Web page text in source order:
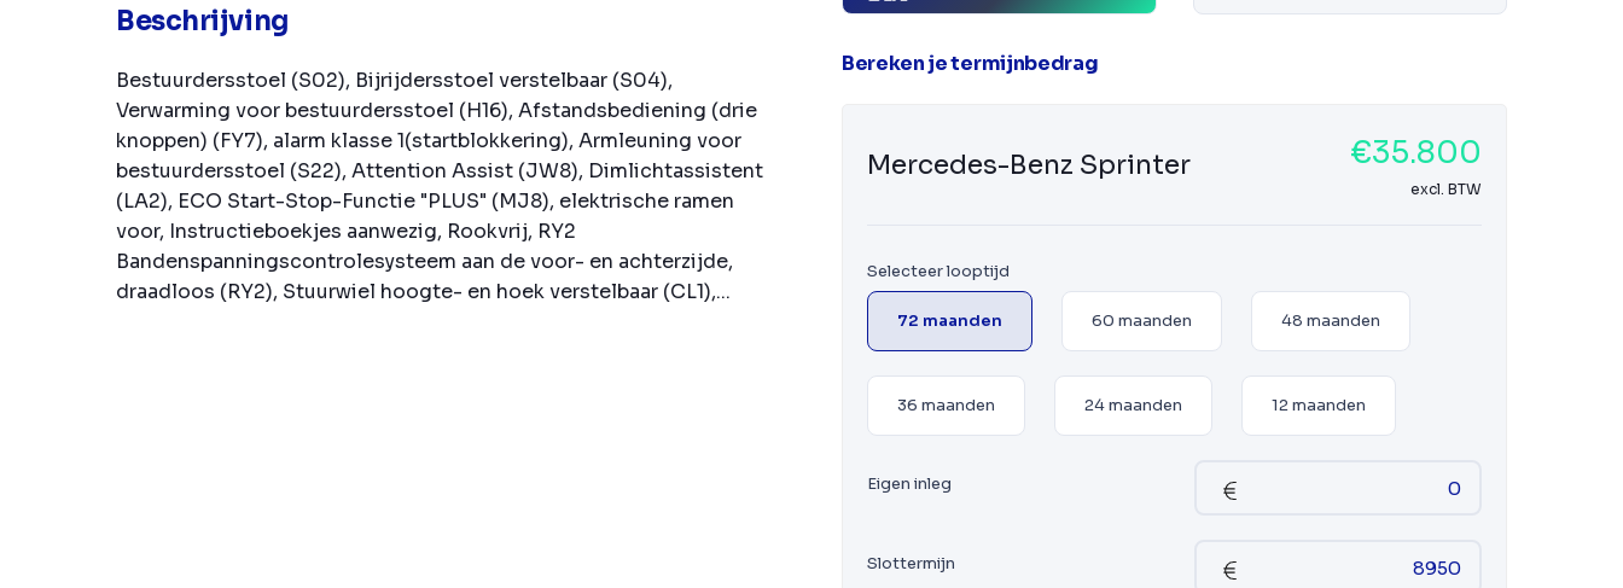
Beschrijving
Bestuurdersstoel (S02), Bijrijdersstoel verstelbaar (S04),
Verwarming voor bestuurdersstoel (H16), Afstandsbediening (drie
knoppen) (FY7), alarm klasse 1(startblokkering), Armleuning voor
bestuurdersstoel (S22), Attention Assist (JW8), Dimlichtassistent
(LA2), ECO Start-Stop-Functie "PLUS" (MJ8), elektrische ramen
voor, Instructieboekjes aanwezig, Rookvrij, RY2
Bandenspanningscontrolesysteem aan de voor- en achterzijde,
draadloos (RY2), Stuurwiel hoogte- en hoek verstelbaar (CL1),...
Bereken je termijnbedrag
Mercedes-Benz Sprinter €35.800
excl. BTW
Selecteer looptijd
72 maanden 60 maanden 48 maanden
36 maanden 24 maanden 12 maanden
Eigen inleg
Slottermijn